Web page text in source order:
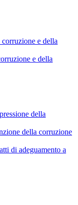
e della
e della
della
della corruzione
di adeguamento a